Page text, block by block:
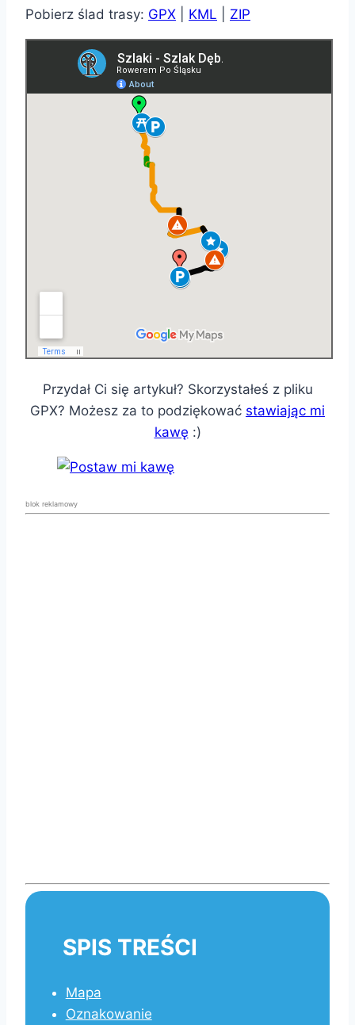
Pobierz ślad trasy: GPX KML ZIP
Przydał Ci się artykuł? Skorzystałeś z pliku
GPX? Możesz za to podziękować stawiając mi
kawę :)
blok reklamowy
SPIS TREŚCI
Mapa
Oznakowanie